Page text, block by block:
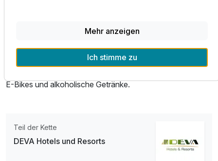
2 Erwachsene und 2 Kinder
Zusätzlich gebuchte Kinder zwischen 2 und 17 Jahren
erhalten die gleichen Arrangement-Leistungen wie die
E-Bikes und alkoholische Getränke.
Teil der Kette
DEVA Hotels und Resorts
Mehr anzeigen
Ich stimme zu